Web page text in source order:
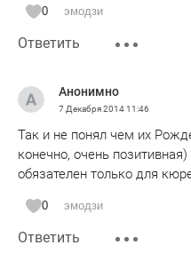
0 эмодзи
Ответить
Анонимно
7 Декабря 201411:46
Так и не понял чем их
конечно, очень
обязателен только для
0 эмодзи
Ответить